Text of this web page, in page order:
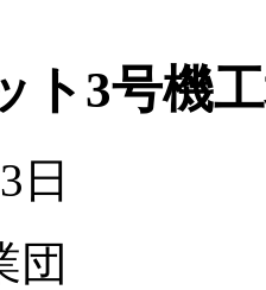
ト3号機
日
団